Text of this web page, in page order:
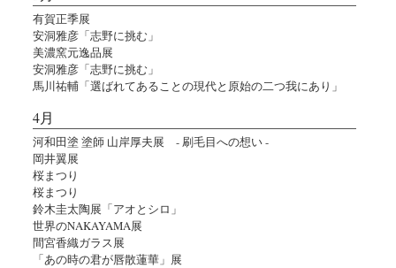
有賀正季展
安洞雅彦「志野に挑む」
美濃窯元逸品展
安洞雅彦「志野に挑む」
馬川祐輔「選ばれてあることの現代と原始の二つ我にあり」
4月
河和田塗 塗師 山岸厚夫展 - 刷毛目への想い -
岡井翼展
桜まつり
桜まつり
鈴木圭太陶展「アオとシロ」
世界のNAKAYAMA展
間宮香織ガラス展
「あの時の君が唇散蓮華」展